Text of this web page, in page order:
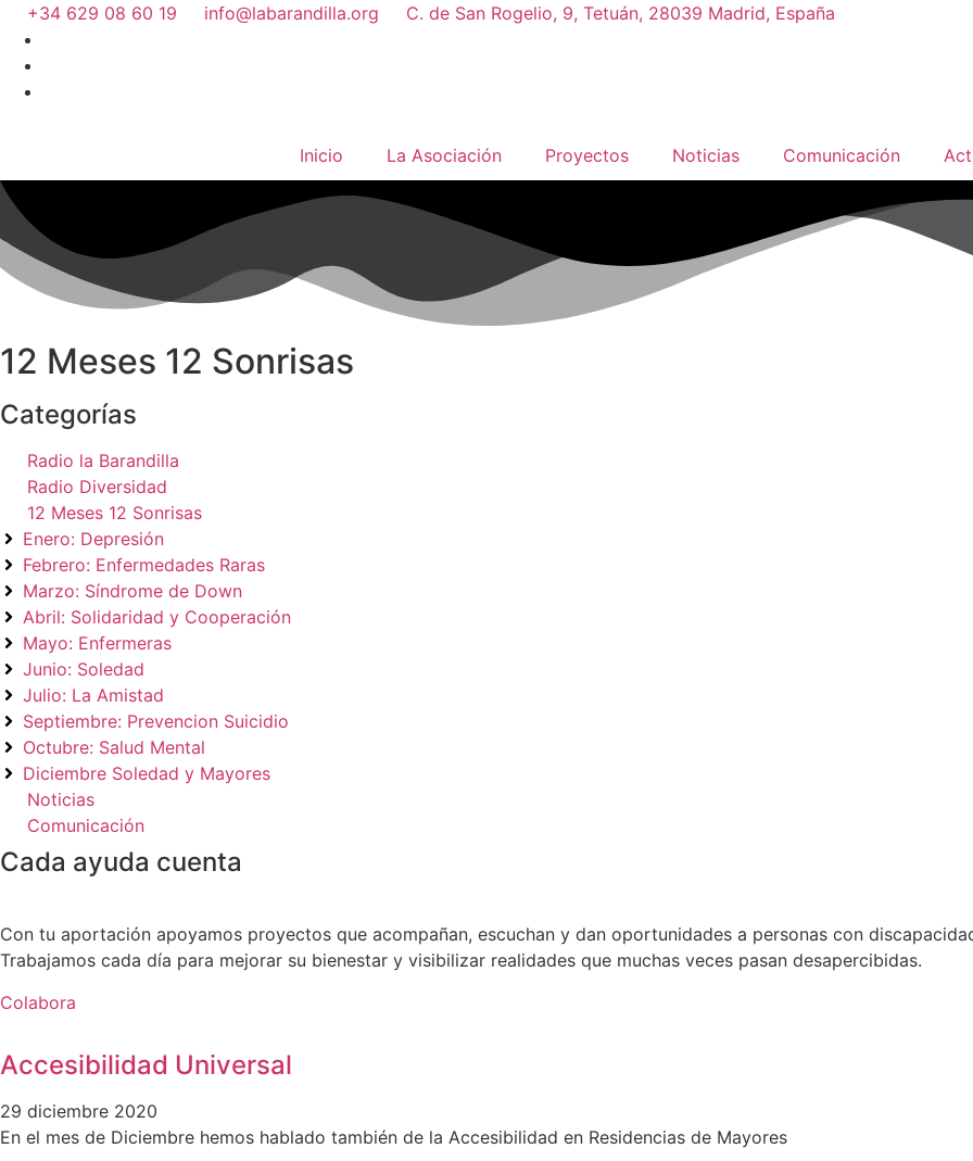
+34 629 08 60 19 info@labarandilla.org C. de San Rogelio, 9, Tetuán, 28039 Madrid, España
Inicio La Asociación Proyectos Noticias Comunicación
12 Meses 12 Sonrisas
Categorías
Radio la Barandilla
Radio Diversidad
12 Meses 12 Sonrisas
Enero: Depresión
Febrero: Enfermedades Raras
Marzo: Síndrome de Down
Abril: Solidaridad y Cooperación
Mayo: Enfermeras
Junio: Soledad
Julio: La Amistad
Septiembre: Prevencion Suicidio
Octubre: Salud Mental
Diciembre Soledad y Mayores
Noticias
Comunicación
Cada ayuda cuenta
Con tu aportación apoyamos proyectos que acompañan, escuchan y dan oportunidades a personas con
Trabajamos cada día para mejorar su bienestar y visibilizar realidades que muchas veces pasan desapercibidas.
Colabora
Accesibilidad Universal
29 diciembre 2020
En el mes de Diciembre hemos hablado también de la Accesibilidad en Residencias de Mayores